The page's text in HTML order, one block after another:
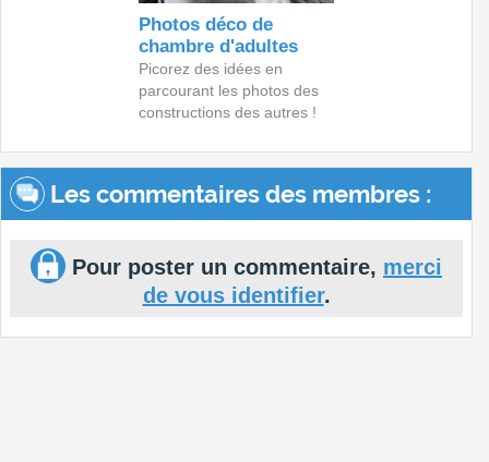
Photos déco de
chambre d'adultes
Picorez des idées en
parcourant les photos des
constructions des autres !
Les commentaires des membres :
Pour poster un commentaire, merci
de vous identifier.